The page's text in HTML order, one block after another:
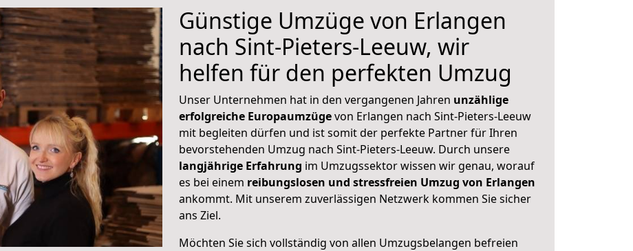
Günstige Umzüge von Erlangen
nach Sint-Pieters-Leeuw, wir
helfen für den perfekten Umzug
Unser Unternehmen hat in den vergangenen Jahren unzählige
erfolgreiche Europaumzügevon Erlangen nach Sint-Pieters-Leeuw
mit begleiten dürfen und ist somit der perfekte Partner für Ihren
bevorstehenden Umzug nach Sint-Pieters-Leeuw. Durch unsere
langjährige Erfahrung im Umzugssektor wissen wir genau, worauf
es bei einem reibungslosen und stressfreien Umzug von Erlangen
ankommt. Mit unserem zuverlässigen Netzwerk kommen Sie sicher
ans Ziel.
Möchten Sie sich vollständig von allen Umzugsbelangen befreien